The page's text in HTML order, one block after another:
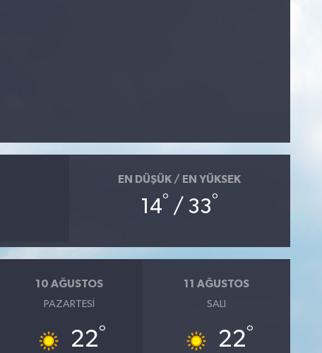
EN DÜŞÜK / EN YÜKSEK
14° / 33°
10 AĞUSTOS
PAZARTESI
22°
11 AĞUSTOS
SALI
22°